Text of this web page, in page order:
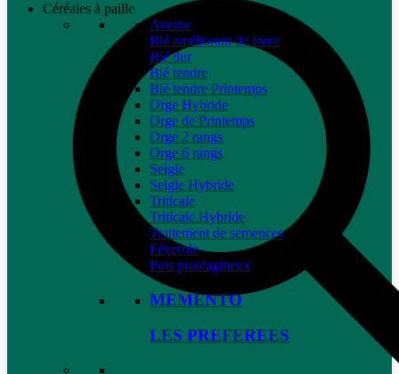
Céréales à paille
Avoine
Blé améliorant de force
Blé dur
Blé tendre
Blé tendre Printemps
Orge Hybride
Orge de Printemps
Orge 2 rangs
Orge 6 rangs
Seigle
Seigle Hybride
Triticale
Triticale Hybride
Traitement de semences
Féverole
Pois protéagineux
MEMENTO
LES PREFEREES